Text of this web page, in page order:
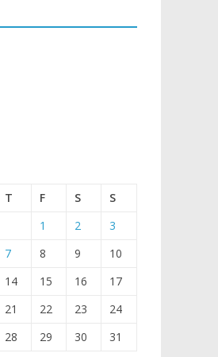
T F S
S
1
2
3
7 8 9
10
14 15 16
17
21 22 23
24
28 29 30 31